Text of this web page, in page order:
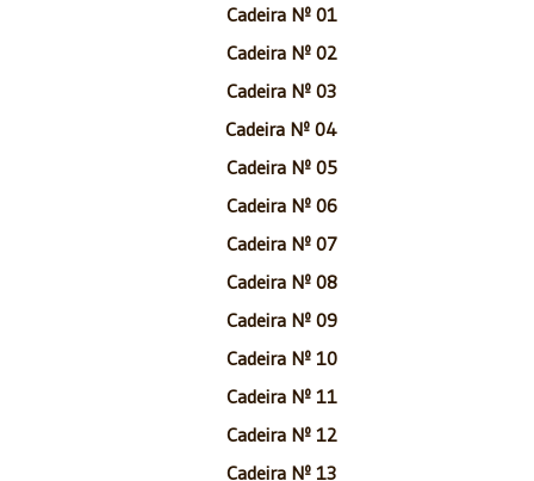
Cadeira Nº 01
Cadeira Nº 02
Cadeira Nº 03
Cadeira Nº 04
Cadeira Nº 05
Cadeira Nº 06
Cadeira Nº 07
Cadeira Nº 08
Cadeira Nº 09
Cadeira Nº 10
Cadeira Nº 11
Cadeira Nº 12
Cadeira Nº 13